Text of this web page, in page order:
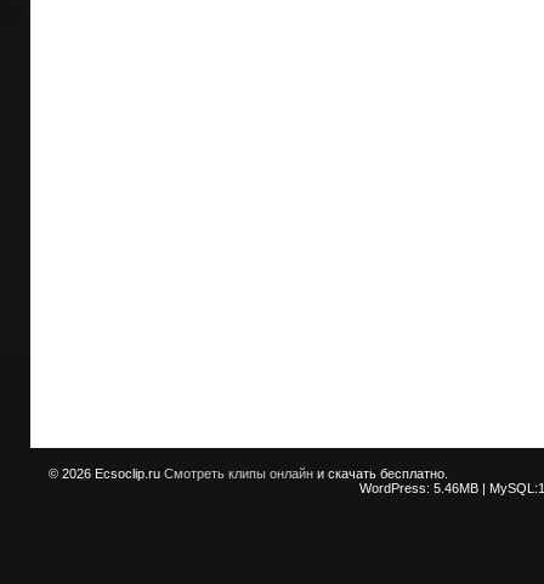
© 2026 Ecsoclip.ru Смотреть клипы онлайн и скачать бесплатно.
WordPress: 5.46MB |